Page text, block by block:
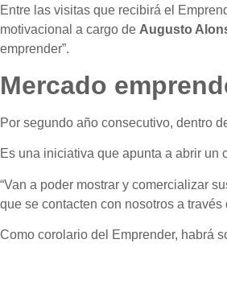
Entre las visitas que recibirá el
motivacional a cargo de Augusto
emprender”.
Mercado
Por segundo año consecutivo, dentro
Es una iniciativa que apunta a abrir un
“Van a poder mostrar y comercializar
que se contacten con nosotros a
Como corolario del Emprender, habrá